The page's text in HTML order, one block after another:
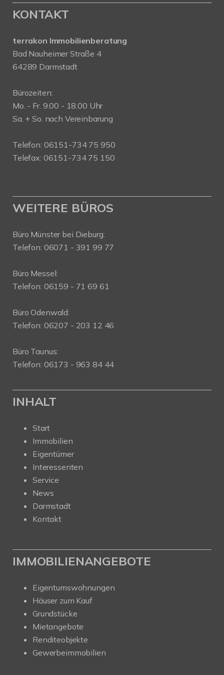
KONTAKT
terrakon Immobilienberatung
Bad Nauheimer Straße 4
64289 Darmstadt
Bürozeiten:
Mo. - Fr. 9.00 - 18.00 Uhr
Sa. + So. nach Vereinbarung
Telefon: 06151-734 75 950
Telefax: 06151-734 75 150
WEITERE BÜROS
Büro Münster bei Dieburg:
Telefon: 06071 - 391 99 77
Büro Messel:
Telefon: 06159 - 71 69 61
Büro Odenwald:
Telefon: 06207 - 203 12 46
Büro Taunus:
Telefon: 06173 - 963 84 44
INHALT
Start
Immobilien
Eigentümer
Interessenten
Service
News
Darmstadt
Kontakt
IMMOBILIENANGEBOTE
Eigentumswohnungen
Häuser zum Kauf
Grundstücke
Mietangebote
Renditeobjekte
Gewerbeimmobilien